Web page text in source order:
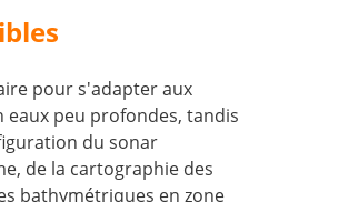
pour s'adapter aux
peu profondes, tandis
du sonar
de la cartographie des
bathymétriques en zone